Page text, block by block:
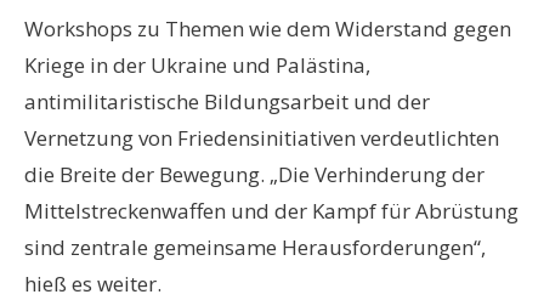
Workshops zu Themen wie dem Widerstand gegen
Kriege in der Ukraine und Palästina,
antimilitaristische Bildungsarbeit und der
Vernetzung von Friedensinitiativen verdeutlichten
die Breite der Bewegung. „Die Verhinderung der
Mittelstreckenwaffen und der Kampf für Abrüstung
sind zentrale gemeinsame Herausforderungen“,
hieß es weiter.